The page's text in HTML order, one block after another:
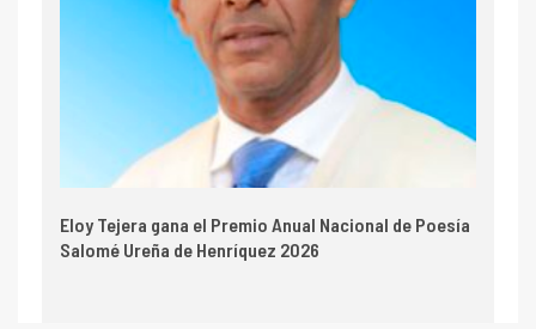
Eloy Tejera gana el Premio Anual Nacional de Poesía
Salomé Ureña de Henríquez 2026